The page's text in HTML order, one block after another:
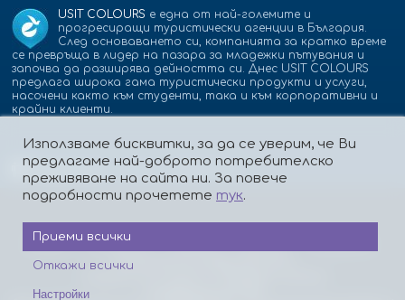
USIT COLOURS е една от най-големите и
прогресиращи туристически агенции в България.
След основаването си, компанията за кратко време
се превръща в лидер на пазара за младежки пътувания и
започва да разширява дейността си. Днес USIT COLOURS
предлага широка гама туристически продукти и услуги,
насочени както към студенти, така и към корпоративни и
крайни клиенти.
Партньори: isic.bg dskbank.bg
За нас Контакти
Политика за поверителност
Използваме бисквитки, за да се уверим, че Ви
предлагаме най-доброто потребителско
преживяване на сайта ни. За повече
подробности прочетете тук.
Приеми всички
Откажи всички
Настройки